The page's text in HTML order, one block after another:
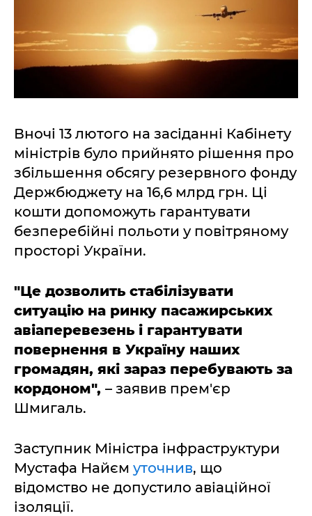
Вночі 13 лютого на засіданні Кабінету
міністрів було прийнято рішення про
збільшення обсягу резервного фонду
Держбюджету на 16,6 млрд грн. Ці
кошти допоможуть гарантувати
безперебійні польоти у повітряному
просторі України.
"Це дозволить стабілізувати
ситуацію на ринку пасажирських
авіаперевезень і гарантувати
повернення в Україну наших
громадян, які зараз перебувають за
кордоном", – заявив прем'єр
Шмигаль.
Заступник Міністра інфраструктури
Мустафа Найєм уточнив, що
відомство не допустило авіаційної
ізоляції.